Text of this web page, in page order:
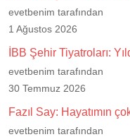
evetbenim tarafından
1 Ağustos 2026
İBB Şehir Tiyatroları:
evetbenim tarafından
30 Temmuz 2026
Fazıl Say: Hayatımın
evetbenim tarafından